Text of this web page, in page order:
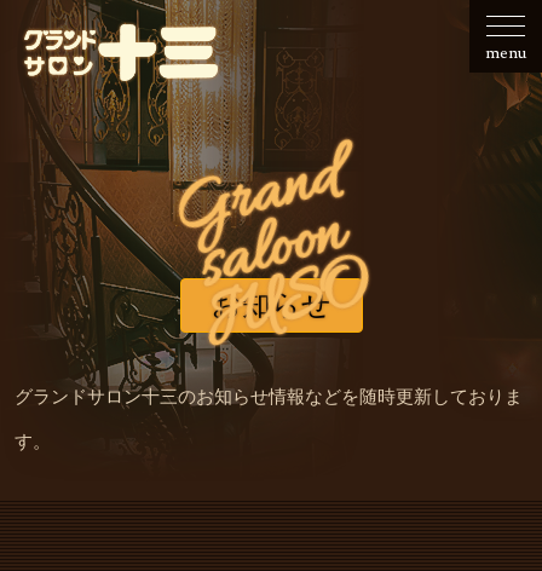
せ
会社
のご
案内
レ
ー
の
ご
利
で
の
ご
利
用
ご
利
用
事
例
フ
の
募
menu
G
r
a
n
d
s
a
l
o
o
n
JUSO
お知らせ
グランドサロン十三のお知らせ情報などを随時更新しておりま
す。